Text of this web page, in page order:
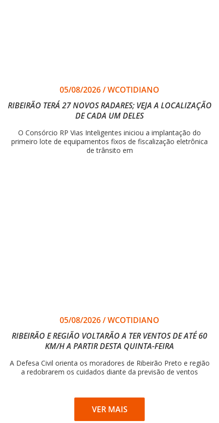
05/08/2026/WCOTIDIANO
RIBEIRÃO TERÁ 27 NOVOS RADARES; VEJA A LOCALIZAÇÃO
DE CADA UM DELES
O Consórcio RP Vias Inteligentes iniciou a implantação do
primeiro lote de equipamentos fixos de fiscalização eletrônica
de trânsito em
05/08/2026/WCOTIDIANO
RIBEIRÃO E REGIÃO VOLTARÃO A TER VENTOS DE ATÉ 60
KM/H A PARTIR DESTA QUINTA-FEIRA
A Defesa Civil orienta os moradores de Ribeirão Preto e região
a redobrarem os cuidados diante da previsão de ventos
VER MAIS